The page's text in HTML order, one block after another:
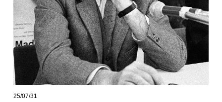
25/07/31